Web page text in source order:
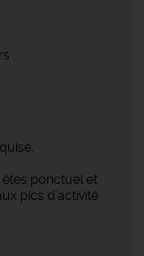
êtes ponctuel et
pics d'activité